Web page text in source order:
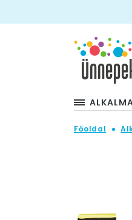
Főoldal